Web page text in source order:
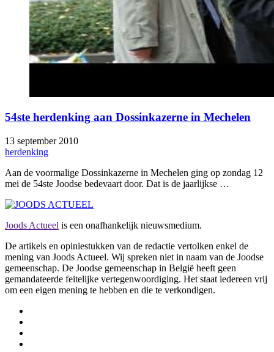
54ste herdenking aan Dossinkazerne in Mechelen
13 september 2010
herdenking
Aan de voormalige Dossinkazerne in Mechelen ging op zondag 12
mei de 54ste Joodse bedevaart door. Dat is de jaarlijkse …
Joods Actueel is een onafhankelijk nieuwsmedium.
De artikels en opiniestukken van de redactie vertolken enkel de
mening van Joods Actueel. Wij spreken niet in naam van de Joodse
gemeenschap. De Joodse gemeenschap in België heeft geen
gemandateerde feitelijke vertegenwoordiging. Het staat iedereen vrij
om een eigen mening te hebben en die te verkondigen.